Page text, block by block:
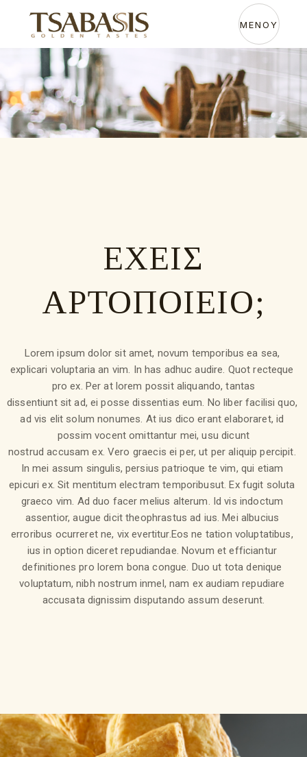
ΜΕΝΟΥ
ΕΧΕΙΣ
ΑΡΤΟΠΟΙΕIΟ;
Lorem ipsum dolor sit amet, novum temporibus ea sea,
explicari voluptaria an vim. In has adhuc audire. Quot recteque
pro ex. Per at lorem possit aliquando, tantas
dissentiunt sit ad, ei posse dissentias eum. No liber facilisi quo,
ad vis elit solum nonumes. At ius dico erant elaboraret, id
possim vocent omittantur mei, usu dicunt
nostrud accusam ex. Vero graecis ei per, ut per aliquip percipit.
In mei assum singulis, persius patrioque te vim, qui etiam
epicuri ex. Sit mentitum electram temporibusut. Ex fugit soluta
graeco vim. Ad duo facer melius alterum. Id vis indoctum
assentior, augue dicit theophrastus ad ius. Mei albucius
erroribus ocurreret ne, vix evertitur.Eos ne tation voluptatibus,
ius in option diceret repudiandae. Novum et efficiantur
definitiones pro lorem bona congue. Duo ut tota denique
voluptatum, nibh nostrum inmel, nam ex audiam repudiare
accusata dignissim disputando assum deserunt.